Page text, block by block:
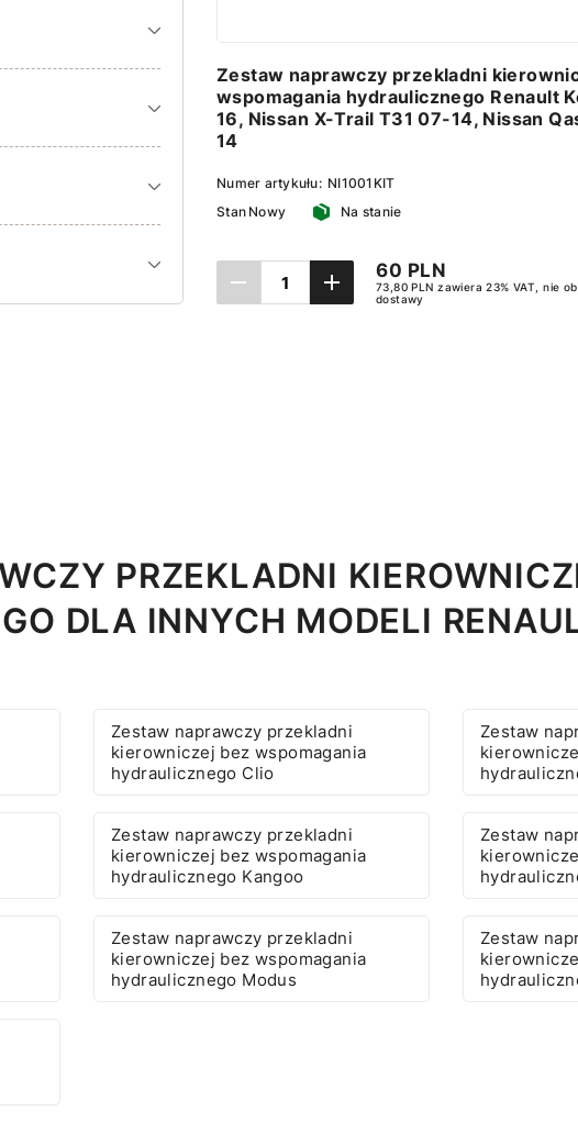
Zestaw naprawczy przekladni
wspomagania hydraulicznego Renault
16, Nissan X-Trail T31 07-14, Nissan
14
Numer artykułu: NI1001KIT
Stan Nowy Na stanie
60 PLN
73,80 PLN zawiera 23% VAT, nie
dostawy
PRZEKLADNI
DLA INNYCH MODELI
Zestaw naprawczy przekladni
kierowniczej bez wspomagania
hydraulicznego Clio
Zestaw
Zestaw naprawczy przekladni
kierowniczej bez wspomagania
hydraulicznego Kangoo
Zestaw
Zestaw naprawczy przekladni
kierowniczej bez wspomagania
hydraulicznego Modus
Zestaw